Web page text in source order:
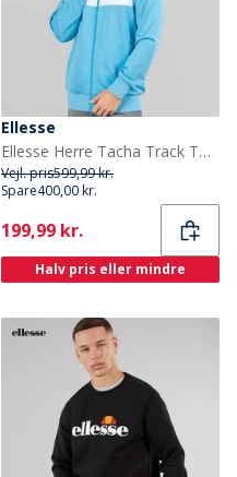
Ellesse
Ellesse Herre Tacha Track Top Blå
Vejl. pris599,99 kr.
Spare400,00 kr.
Current
199,99 kr.
Halv pris eller mindre